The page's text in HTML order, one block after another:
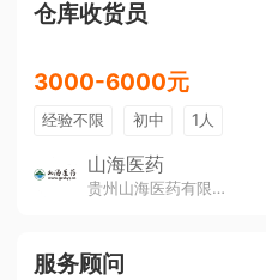
仓库收货员
3000-6000元
经验不限 初中 1人
山海医药
贵州山海医药有限公司
服务顾问